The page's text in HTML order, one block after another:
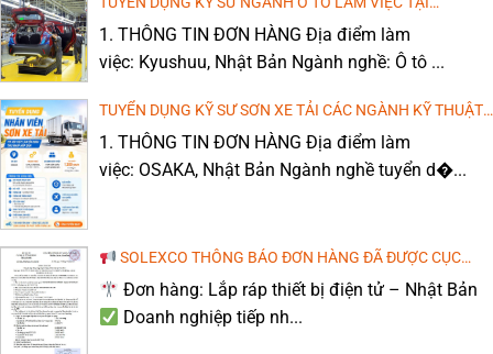
TUYỂN DỤNG KỸ SƯ VẬN HÀNH MÁY PHAY CNC
VẬN HÀNH MÁY PHAY CNC – SAITAMA
THI CÔNG THÁO DỞ NHÀ Ở – MIE, NHẬT BẢN
biến[...]
THÔNG BÁO TUYỂN DỤNG: 05 THỰC TẬP SINH NAM VẬN
HÀNH MÁY DẬP, DÁN KEO
[TTS NAM] VẬN HÀNH MÁY DẬP LÀM VIỆC TẠI TỈNH
WAKAYAMA, NHẬT BẢN
Bạn đang tìm kiếm một công việc ổn định tại[...]
KYUSHUU, NHẬT BẢN – THU NHẬP CAO (ĐÀO TẠO TIẾNG
MIỄN PHÍ)
1. THÔNG TIN ĐƠN HÀNG Địa điểm làm
việc: Kyushuu, Nhật Bản Ngành nghề: Ô tô ...
TUYỂN DỤNG KỸ SƯ SƠN XE TẢI CÁC NGÀNH KỸ THUẬT
LÀM VIỆC TẠI OSAKA, NHẬT BẢN – THU NHẬP TỐT
(MIỄN PHÍ ĐÀO TẠO TIẾNG NHẬT)
1. THÔNG TIN ĐƠN HÀNG Địa điểm làm
việc: OSAKA, Nhật Bản Ngành nghề tuyển d�...
SOLEXCO THÔNG BÁO ĐƠN HÀNG ĐÃ ĐƯỢC CỤC
QUẢN LÝ LAO ĐỘNG NGOÀI NƯỚC CHẤP THUẬN
Đơn hàng: Lắp ráp thiết bị điện tử – Nhật Bản
Doanh nghiệp tiếp nh...